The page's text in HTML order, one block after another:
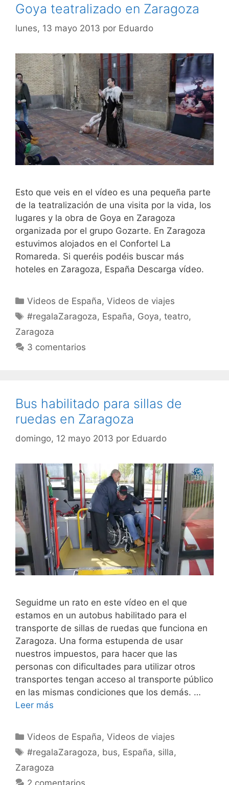
Goya teatralizado en Zaragoza
lunes, 13 mayo 2013 por Eduardo
Esto que veis en el vídeo es una pequeña parte
de la teatralización de una visita por la vida, los
lugares y la obra de Goya en Zaragoza
organizada por el grupo Gozarte. En Zaragoza
estuvimos alojados en el Confortel La
Romareda. Si queréis podéis buscar más
hoteles en Zaragoza, España Descarga vídeo.
Categorías
Videos de España,Videos de viajes
Etiquetas
#regalaZaragoza, España, Goya,teatro,
Zaragoza
3 comentarios
Bus habilitado para sillas de
ruedas en Zaragoza
domingo, 12 mayo 2013 por Eduardo
Seguidme un rato en este vídeo en el que
estamos en un autobus habilitado para el
transporte de sillas de ruedas que funciona en
Zaragoza. Una forma estupenda de usar
nuestros impuestos, para hacer que las
personas con dificultades para utilizar otros
transportes tengan acceso al transporte público
en las mismas condiciones que los demás. …
Leer más
Categorías
Videos de España,Videos de viajes
Etiquetas
#regalaZaragoza, bus, España, silla,
Zaragoza